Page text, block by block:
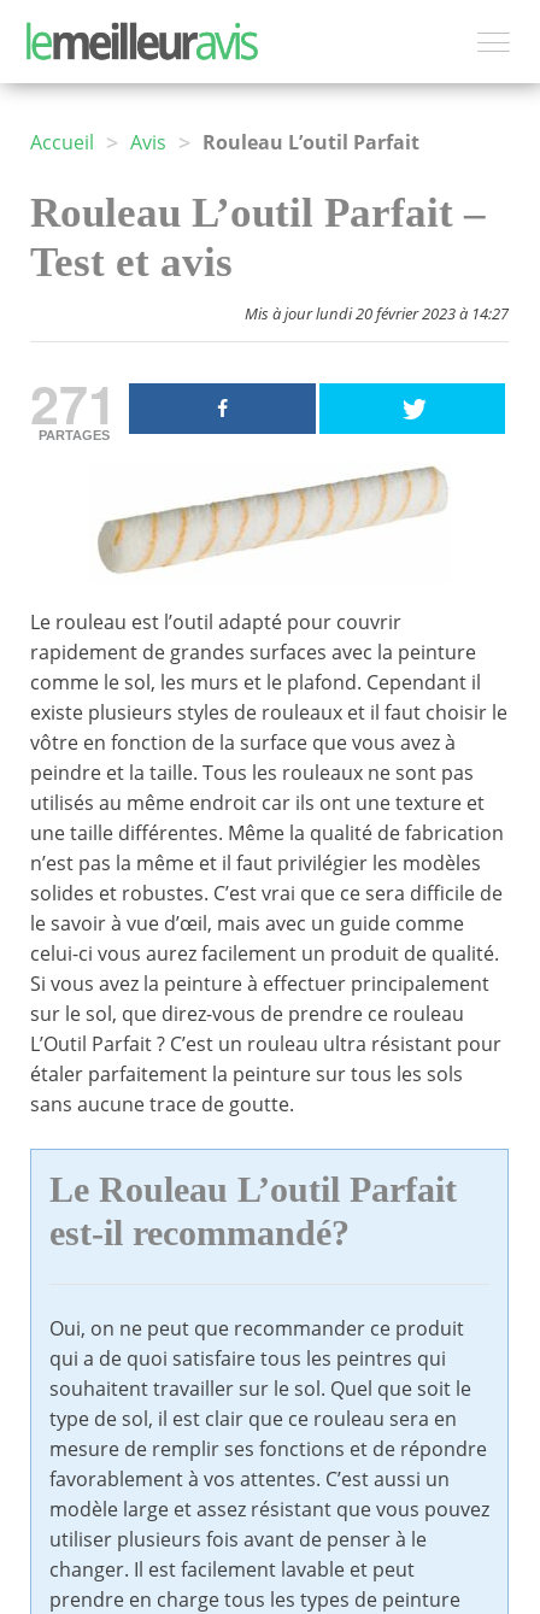
Accueil > Avis > Rouleau L’outil Parfait
Rouleau L’outil Parfait –
Test et avis
Mis à jour lundi 20 février 2023 à 14:27
271
PARTAGES
Le rouleau est l’outil adapté pour couvrir
rapidement de grandes surfaces avec la peinture
comme le sol, les murs et le plafond. Cependant il
existe plusieurs styles de rouleaux et il faut choisir le
vôtre en fonction de la surface que vous avez à
peindre et la taille. Tous les rouleaux ne sont pas
utilisés au même endroit car ils ont une texture et
une taille différentes. Même la qualité de fabrication
n’est pas la même et il faut privilégier les modèles
solides et robustes. C’est vrai que ce sera difficile de
le savoir à vue d’œil, mais avec un guide comme
celui-ci vous aurez facilement un produit de qualité.
Si vous avez la peinture à effectuer principalement
sur le sol, que direz-vous de prendre ce rouleau
L’Outil Parfait ? C’est un rouleau ultra résistant pour
étaler parfaitement la peinture sur tous les sols
sans aucune trace de goutte.
Le Rouleau L’outil Parfait
est-il recommandé?
Oui, on ne peut que recommander ce produit
qui a de quoi satisfaire tous les peintres qui
souhaitent travailler sur le sol. Quel que soit le
type de sol, il est clair que ce rouleau sera en
mesure de remplir ses fonctions et de répondre
favorablement à vos attentes. C’est aussi un
modèle large et assez résistant que vous pouvez
utiliser plusieurs fois avant de penser à le
changer. Il est facilement lavable et peut
prendre en charge tous les types de peinture